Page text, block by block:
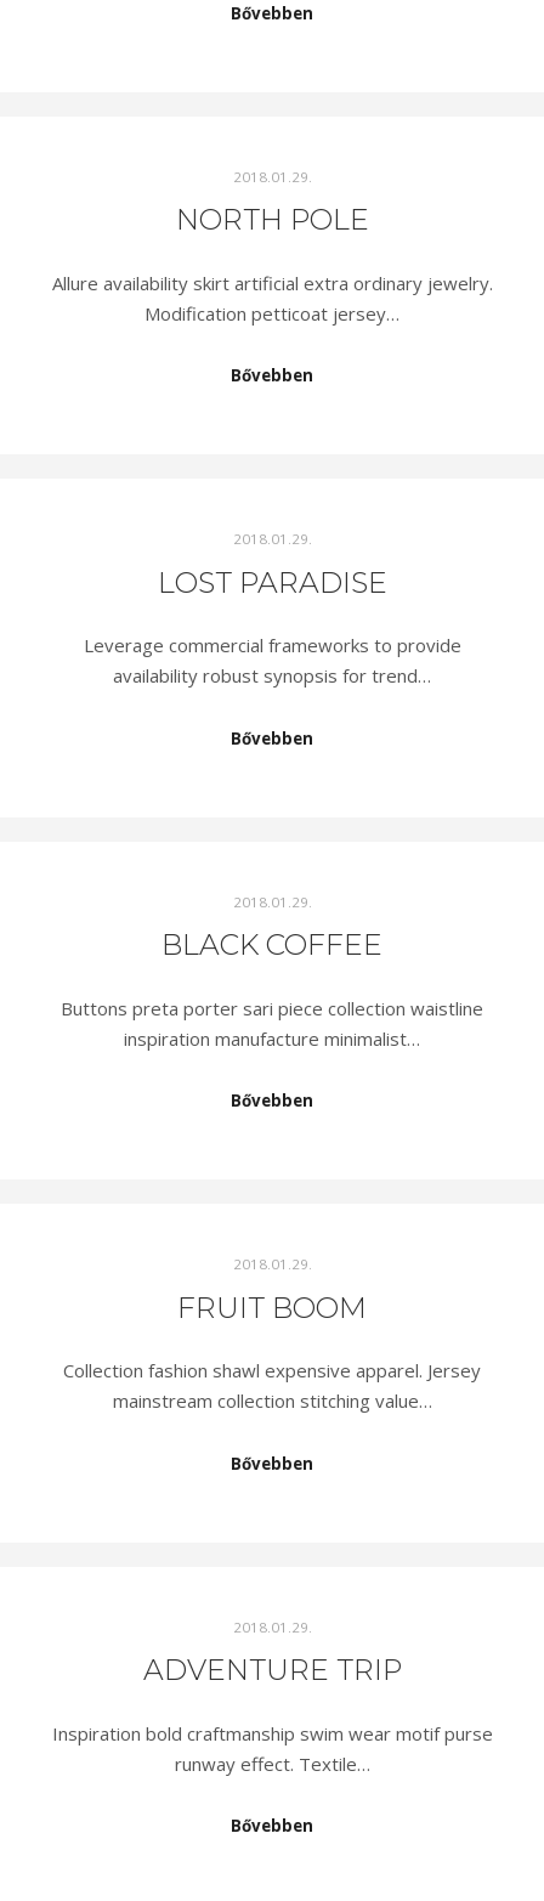
Bővebben
2018.01.29.
NORTH POLE
Allure availability skirt artificial extra ordinary jewelry.
Modification petticoat jersey…
Bővebben
2018.01.29.
LOST PARADISE
Leverage commercial frameworks to provide
availability robust synopsis for trend…
Bővebben
2018.01.29.
BLACK COFFEE
Buttons preta porter sari piece collection waistline
inspiration manufacture minimalist…
Bővebben
2018.01.29.
FRUIT BOOM
Collection fashion shawl expensive apparel. Jersey
mainstream collection stitching value…
Bővebben
2018.01.29.
ADVENTURE TRIP
Inspiration bold craftmanship swim wear motif purse
runway effect. Textile…
Bővebben